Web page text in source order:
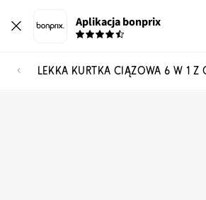
Aplikacja bonprix